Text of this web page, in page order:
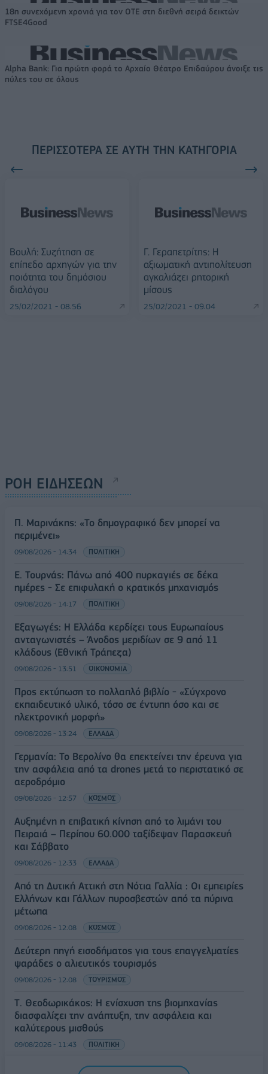
18η συνεχόμενη χρονιά για τον ΟΤΕ στη διεθνή σειρά δεικτών
FTSE4Good
Alpha Bank: Για πρώτη φορά το Αρχαίο Θέατρο Επιδαύρου άνοιξε τις
πύλες του σε όλους
ΠΕΡΙΣΣΌΤΕΡΑ ΣΕ ΑΥΤΉ ΤΗΝ ΚΑΤΗΓΟΡΊΑ
Βουλή: Συζήτηση σε
επίπεδο αρχηγών για την
ποιότητα του δημόσιου
διαλόγου
25/02/2021 - 08:56
Γ. Γεραπετρίτης: Η
αξιωματική αντιπολίτευση
αγκαλιάζει ρητορική
μίσους
25/02/2021 - 09:04
ΡΟΗ ΕΙΔΗΣΕΩΝ
Π. Μαρινάκης: «Το δημογραφικό δεν μπορεί να
περιμένει»
09/08/2026 - 14:34 ΠΟΛΙΤΙΚΗ
Ε. Τουρνάς: Πάνω από 400 πυρκαγιές σε δέκα
ημέρες - Σε επιφυλακή ο κρατικός μηχανισμός
09/08/2026 - 14:17 ΠΟΛΙΤΙΚΗ
Εξαγωγές: Η Ελλάδα κερδίζει τους Ευρωπαίους
ανταγωνιστές – Άνοδος μεριδίων σε 9 από 11
κλάδους (Εθνική Τράπεζα)
09/08/2026 - 13:51 ΟΙΚΟΝΟΜΙΑ
Προς εκτύπωση το πολλαπλό βιβλίο - «Σύγχρονο
εκπαιδευτικό υλικό, τόσο σε έντυπη όσο και σε
ηλεκτρονική μορφή»
09/08/2026 - 13:24 ΕΛΛΑΔΑ
Γερμανία: Το Βερολίνο θα επεκτείνει την έρευνα για
την ασφάλεια από τα drones μετά το περιστατικό σε
αεροδρόμιο
09/08/2026 - 12:57 ΚΟΣΜΟΣ
Αυξημένη η επιβατική κίνηση από το λιμάνι του
Πειραιά – Περίπου 60.000 ταξίδεψαν Παρασκευή
και Σάββατο
09/08/2026 - 12:33 ΕΛΛΑΔΑ
Από τη Δυτική Αττική στη Νότια Γαλλία : Οι εμπειρίες
Ελλήνων και Γάλλων πυροσβεστών από τα πύρινα
μέτωπα
09/08/2026 - 12:08 ΚΟΣΜΟΣ
Δεύτερη πηγή εισοδήματος για τους επαγγελματίες
ψαράδες ο αλιευτικός τουρισμός
09/08/2026 - 12:08 ΤΟΥΡΙΣΜΟΣ
Τ. Θεοδωρικάκος: Η ενίσχυση της βιομηχανίας
διασφαλίζει την ανάπτυξη, την ασφάλεια και
καλύτερους μισθούς
09/08/2026 - 11:43 ΠΟΛΙΤΙΚΗ
Υπ. Μεταφορών: Οριστική λύση στο ζήτημα των